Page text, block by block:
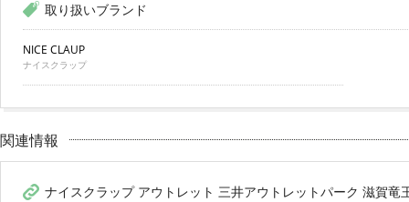
取り扱いブランド
NICE CLAUP
ナイスクラップ
関連情報
ナイスクラップ アウトレット 三井アウトレットパーク 滋賀竜